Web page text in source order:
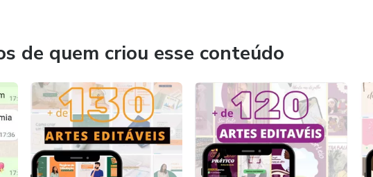
de quem criou esse conteúdo